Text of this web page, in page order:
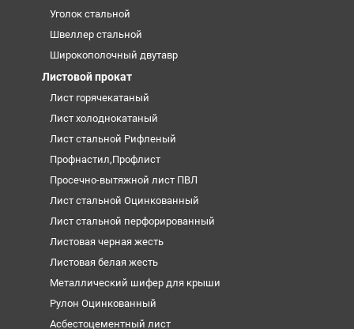
Уголок стальной
Швеллер стальной
Широкополочный двутавр
Листовой прокат
Лист горячекатаный
Лист холоднокатаный
Лист стальной Рифленый
Профнастил,Профлист
Просечно-вытяжной лист ПВЛ
Лист стальной Оцинкованный
Лист стальной перфорированный
Листовая черная жесть
Листовая белая жесть
Металлический шифер для крыши
Рулон Оцинкованный
Асбестоцементный лист